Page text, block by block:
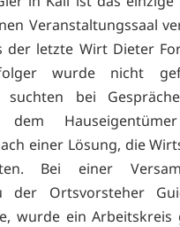
Veranstaltungssaal
der letzte Wirt Dieter
wurde nicht
suchten bei
dem
einer Lösung, die
Bei einer
der Ortsvorsteher
wurde ein Arbeitskreis